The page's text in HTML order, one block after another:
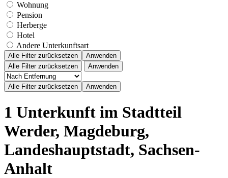
Wohnung
Pension
Herberge
Hotel
Andere Unterkunftsart
Alle Filter zurücksetzen
Anwenden
Alle Filter zurücksetzen
Anwenden
1 Unterkunft im Stadtteil
Werder, Magdeburg,
Landeshauptstadt, Sachsen-
Anhalt